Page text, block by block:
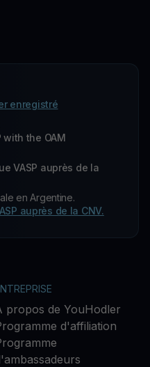
enregistré
with the OAM
VASP auprès de la
en Argentine.
auprès de la CNV.
propos de YouHodler
d'affiliation